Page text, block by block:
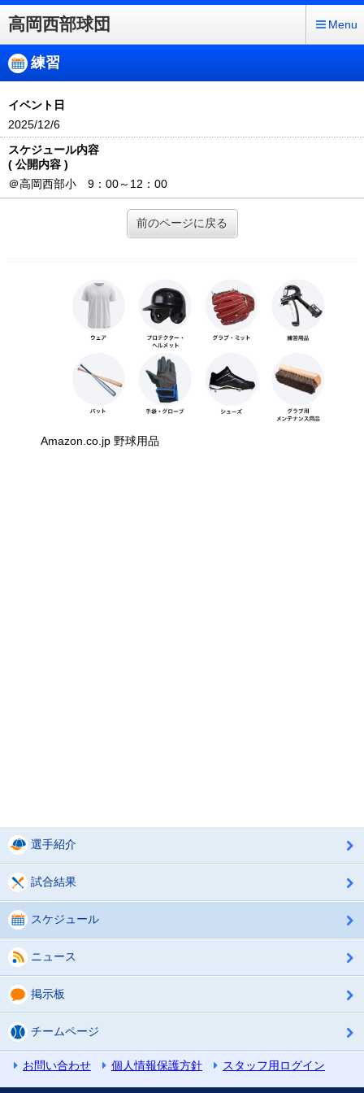
高岡西部球団 Menu
練習
イベント日
2025/12/6
スケジュール内容
( 公開内容 )
＠高岡西部小 9：00～12：00
前のページに戻る
Amazon.co.jp 野球用品
選手紹介
試合結果
スケジュール
ニュース
掲示板
チームページ
お問い合わせ 個人情報保護方針 スタッフ用ログイン